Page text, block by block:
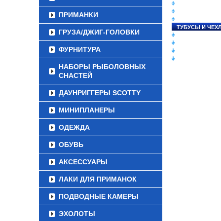
ПРИМАНКИ
ГРУЗА/ДЖИГ-ГОЛОВКИ
ФУРНИТУРА
НАБОРЫ РЫБОЛОВНЫХ
СНАСТЕЙ
ДАУНРИГГЕРЫ SCOTTY
МИНИПЛАНЕРЫ
ОДЕЖДА
ОБУВЬ
АКСЕССУАРЫ
ЛАКИ ДЛЯ ПРИМАНОК
ПОДВОДНЫЕ КАМЕРЫ
ЭХОЛОТЫ
ТУБУСЫ И